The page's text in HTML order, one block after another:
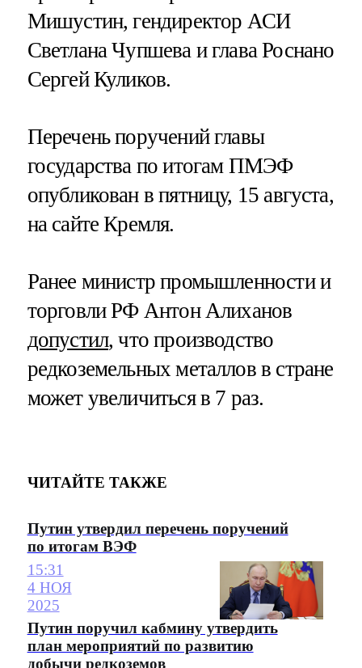
Мишустин, гендиректор АСИ
Светлана Чупшева и глава Роснано
Сергей Куликов.
Перечень поручений главы
государства по итогам ПМЭФ
опубликован в пятницу, 15 августа,
на сайте Кремля.
Ранее министр промышленности и
торговли РФ Антон Алиханов
допустил, что производство
редкоземельных металлов в стране
может увеличиться в 7 раз.
ЧИТАЙТЕ ТАКЖЕ
Путин утвердил перечень поручений
по итогам ВЭФ
15:31
4 НОЯ
2025
Путин поручил кабмину утвердить
план мероприятий по развитию
добычи редкоземов